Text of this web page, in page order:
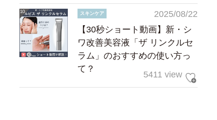
2025/08/22
スキンケア
【30秒ショート動画】新・シ
ワ改善美容液「ザ リンクルセ
ラム」のおすすめの使い方っ
て？
5411 view